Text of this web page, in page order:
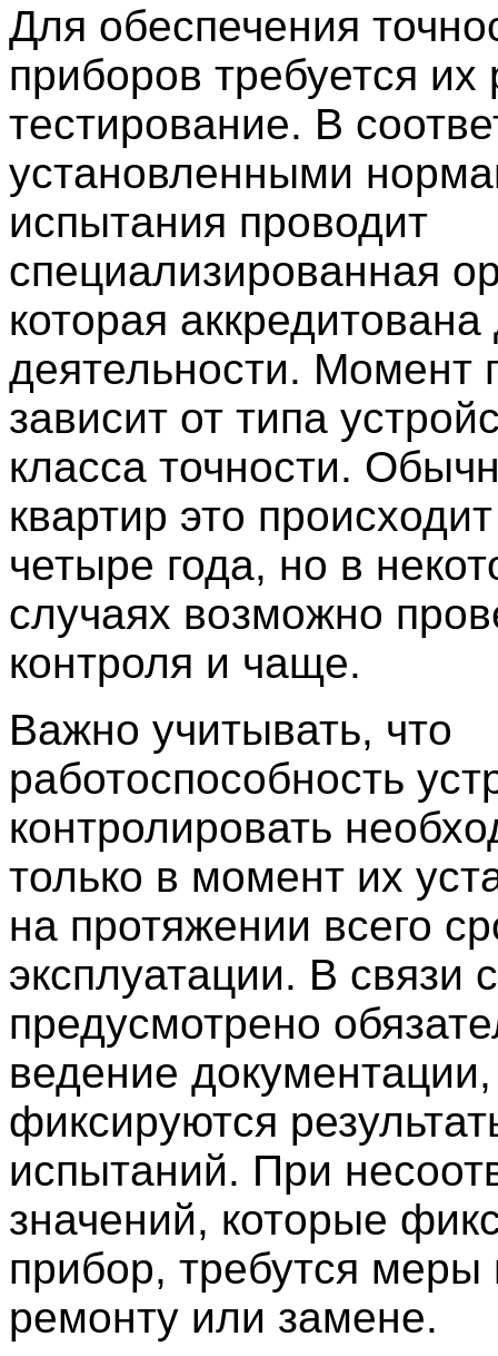
Для обеспечения
приборов требуется их
тестирование. В
установленными
испытания проводит
специализированная
которая
деятельности. Момент
зависит от типа
класса точности.
квартир это
четыре года, но в
случаях возможно
контроля и чаще.
Важно учитывать, что
работоспособность
контролировать
только в момент их
на протяжении всего
эксплуатации. В связи
предусмотрено
ведение
фиксируются
испытаний. При
значений, которые
прибор, требутся меры
ремонту или замене.